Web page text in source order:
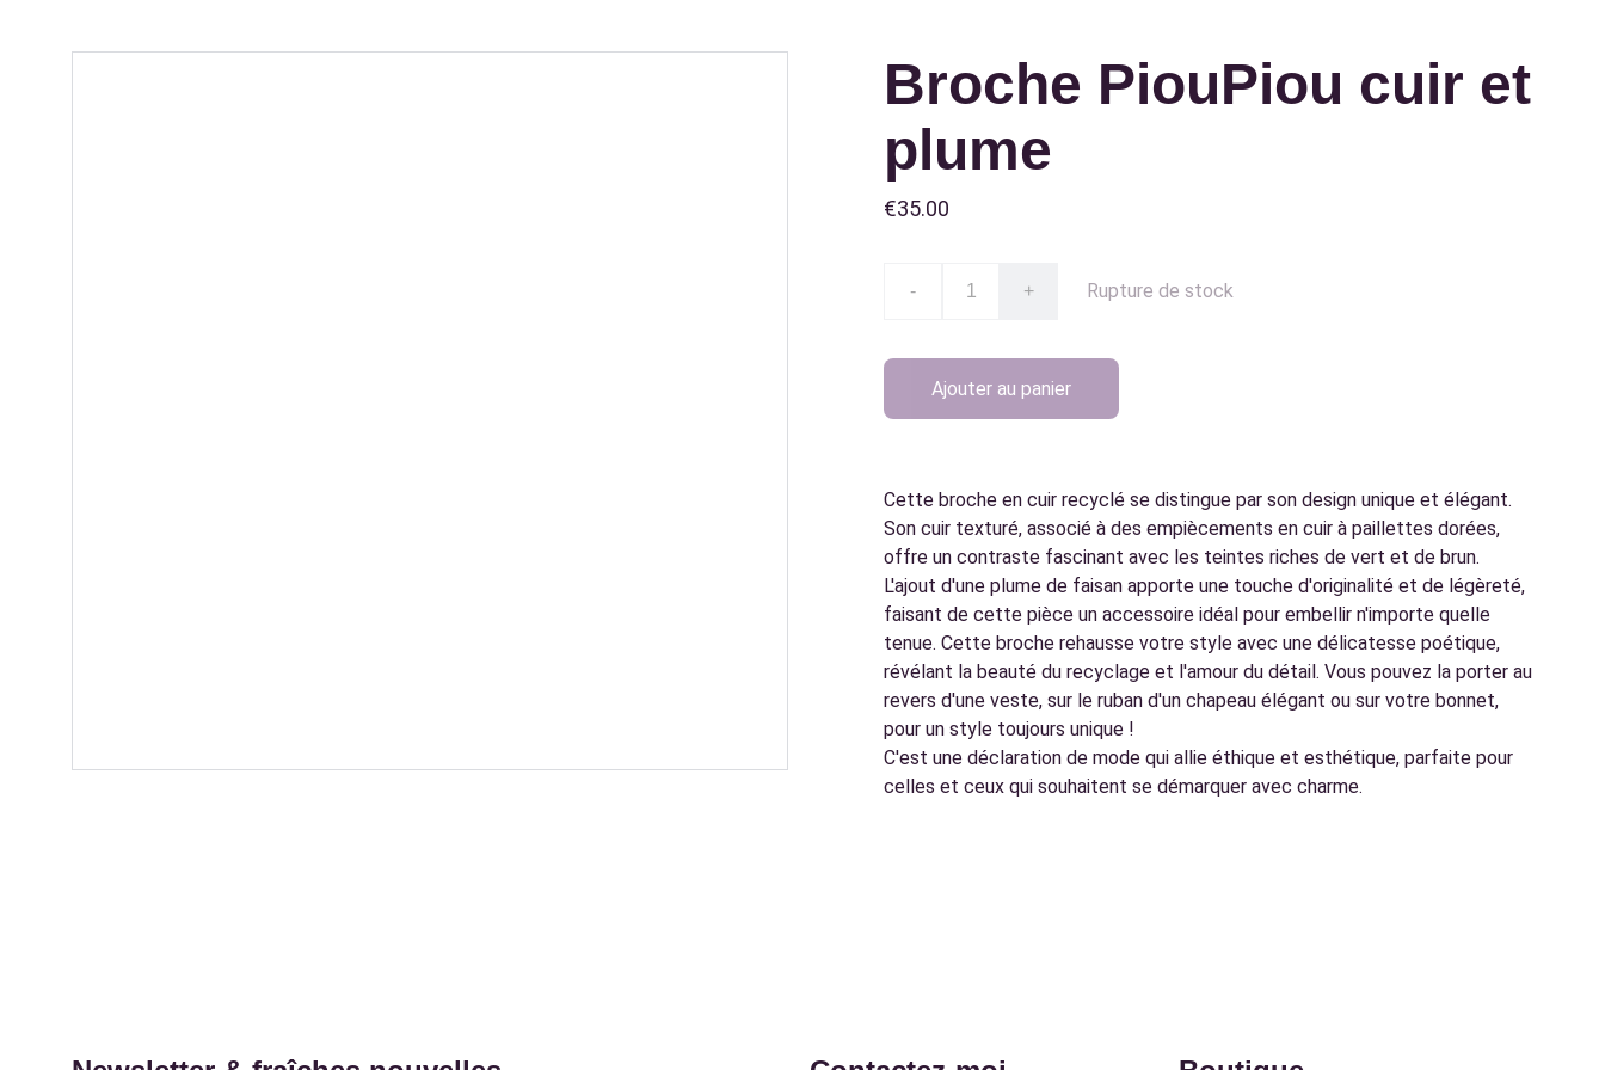
Broche PiouPiou cuir et
plume
€35.00
- + Rupture de stock
Ajouter au panier
Cette broche en cuir recyclé se distingue par son design unique et élégant.
Son cuir texturé, associé à des empiècements en cuir à paillettes dorées,
offre un contraste fascinant avec les teintes riches de vert et de brun.
L'ajout d'une plume de faisan apporte une touche d'originalité et de légèreté,
faisant de cette pièce un accessoire idéal pour embellir n'importe quelle
tenue. Cette broche rehausse votre style avec une délicatesse poétique,
révélant la beauté du recyclage et l'amour du détail. Vous pouvez la porter au
revers d'une veste, sur le ruban d'un chapeau élégant ou sur votre bonnet,
pour un style toujours unique !
C'est une déclaration de mode qui allie éthique et esthétique, parfaite pour
celles et ceux qui souhaitent se démarquer avec charme.